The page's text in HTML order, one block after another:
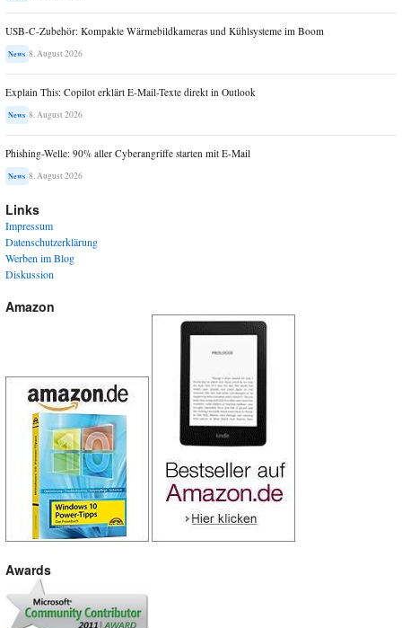
USB-C-Zubehör: Kompakte Wärmebildkameras und Kühlsysteme im Boom
News 8. August 2026
Explain This: Copilot erklärt E-Mail-Texte direkt in Outlook
News 8. August 2026
Phishing-Welle: 90% aller Cyberangriffe starten mit E-Mail
News 8. August 2026
Links
Impressum
Datenschutzerklärung
Werben im Blog
Diskussion
Amazon
Awards